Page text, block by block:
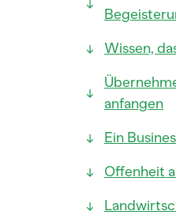
Wissen,
anfangen
Ein
Offenheit